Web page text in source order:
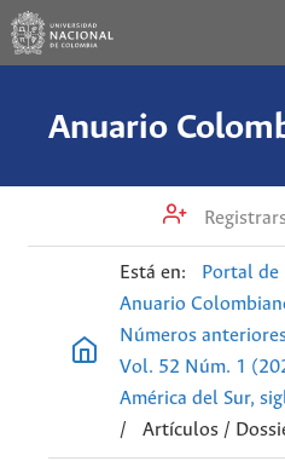
Está en: Portal de
Anuario
Números
Vol. 52 Núm. 1
América del Sur,
/
Artículos /